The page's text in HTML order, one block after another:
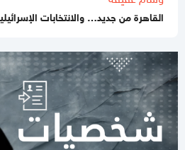
11:32 صباحا
11:07 صباحا
باسم نعيم: حماس لا تزال في انتظار
خارطة الطريق
10:59 صباحا
القاهرة من جديد… والانتخابات